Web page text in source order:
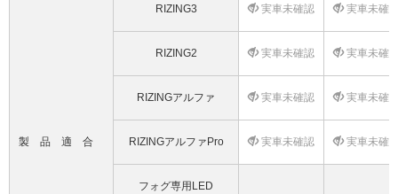
製品適合
RIZING3 実車未確認 実車未確
RIZING2 実車未確認 実車未確
RIZINGアルファ 実車未確認 実車未確
RIZINGアルファPro 実車未確認 実車未確
フォグ専用LED